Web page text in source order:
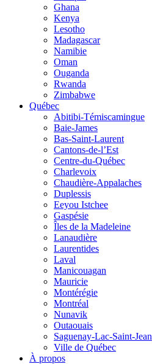
Ghana
Kenya
Lesotho
Madagascar
Namibie
Oman
Ouganda
Rwanda
Zimbabwe
Québec
Abitibi-Témiscamingue
Baie-James
Bas-Saint-Laurent
Cantons-de-l’Est
Centre-du-Québec
Charlevoix
Chaudière-Appalaches
Duplessis
Eeyou Istchee
Gaspésie
Îles de la Madeleine
Lanaudière
Laurentides
Laval
Manicouagan
Mauricie
Montérégie
Montréal
Nunavik
Outaouais
Saguenay-Lac-Saint-Jean
Ville de Québec
À propos